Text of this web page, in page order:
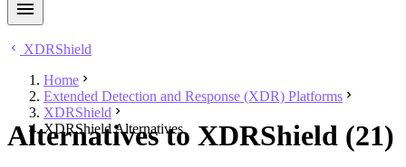
XDRShield
Home
Extended Detection and Response (XDR) Platforms
XDRShield
XDRShield Alternatives
Alternatives to XDRShield (21)